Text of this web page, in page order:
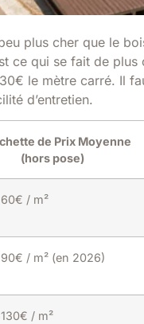
plus cher que le
ce qui se fait de
le mètre carré. Il
d’entretien.
de Prix Moyenne
(hors pose)
/ m²
/ m² (en 2026)
/ m²